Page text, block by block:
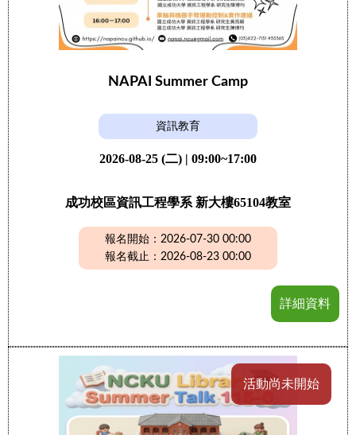
NAPAI Summer Camp
資訊教育
2026-08-25 (二) | 09:00~17:00
成功校區資訊工程學系 新大樓65104教室
報名開始：2026-07-30 00:00
報名截止：2026-08-23 00:00
詳細資料
活動尚未開始